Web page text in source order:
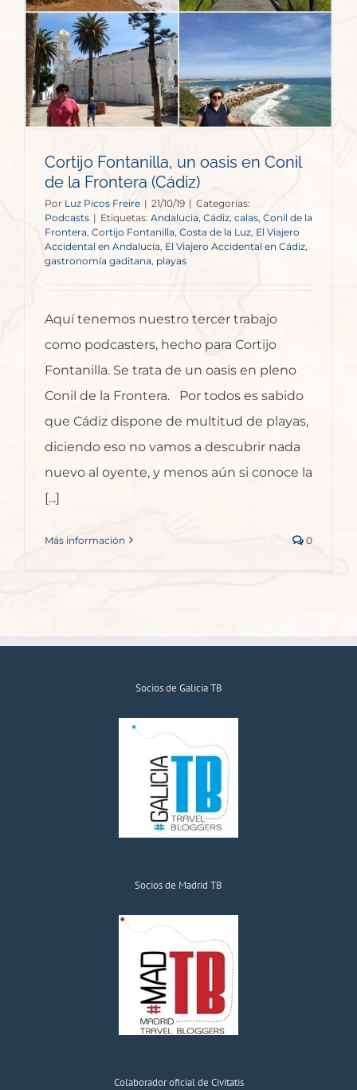
Cortijo Fontanilla, un oasis en Conil
de la Frontera (Cádiz)
Por Luz Picos Freire | 21/10/19 | Categorías:
Podcasts | Etiquetas: Andalucia Cádiz calas Conil de la
Frontera, Cortijo Fontanilla Costa de la Luz, El Viajero
Accidental en Andalucía El Viajero Accidental en Cádiz,
gastronomía gaditana, playas
Aquí tenemos nuestro tercer trabajo
como podcasters, hecho para Cortijo
Fontanilla. Se trata de un oasis en pleno
Conil de la Frontera. Por todos es sabido
que Cádiz dispone de multitud de playas,
diciendo eso no vamos a descubrir nada
nuevo al oyente, y menos aún si conoce la
[...]
Más información 0
Socios de Galicia TB
Socios de Madrid TB
Colaborador oficial de Civitatis